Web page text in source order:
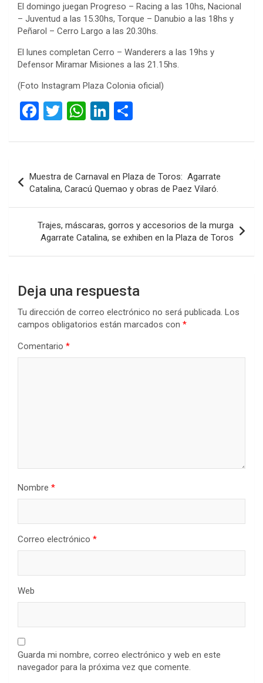
El domingo juegan Progreso – Racing a las 10hs, Nacional
– Juventud a las 15.30hs, Torque – Danubio a las 18hs y
Peñarol – Cerro Largo a las 20.30hs.
El lunes completan Cerro – Wanderers a las 19hs y
Defensor Miramar Misiones a las 21.15hs.
(Foto Instagram Plaza Colonia oficial)
F
ce
o
o
k
T
tt
W
at
A
p
p
Li
ke
n
m
ar
tir
de
entradas
Muestra de Carnaval en Plaza de Toros: Agarrate
Catalina, Caracú Quemao y obras de Paez Vilaró.
Trajes, máscaras, gorros y accesorios de la murga
Agarrate Catalina, se exhiben en la Plaza de Toros
Deja una respuesta
Tu dirección de correo electrónico no será publicada. Los
campos obligatorios están marcados con *
Comentario *
Nombre *
Correo electrónico *
Web
Guarda mi nombre, correo electrónico y web en este
navegador para la próxima vez que comente.